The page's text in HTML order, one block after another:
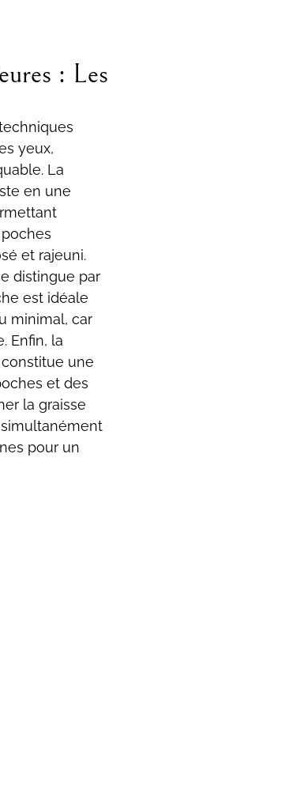
: Les
yeux,
La
en une
et rajeuni.
distingue par
est idéale
minimal, car
Enfin, la
une
et des
la graisse
pour un